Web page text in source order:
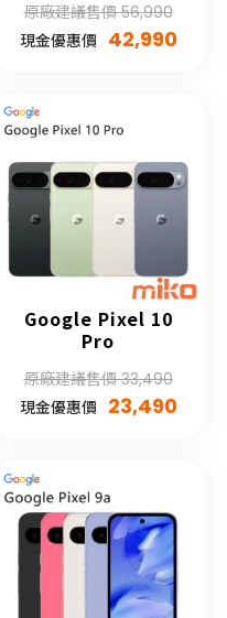
原廠建議售價 56,990
現金優惠價 42,990
Google Pixel 10
Pro
原廠建議售價 33,490
現金優惠價 23,490